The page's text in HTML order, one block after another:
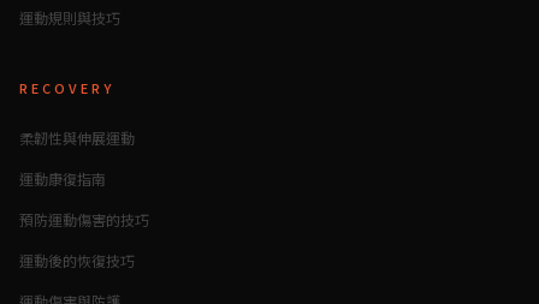
運動規則與技巧
RECOVERY
柔韌性與伸展運動
運動康復指南
預防運動傷害的技巧
運動後的恢復技巧